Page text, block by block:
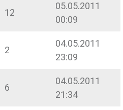
12
05.05.2011
00:09
2
04.05.2011
23:09
6
04.05.2011
21:34